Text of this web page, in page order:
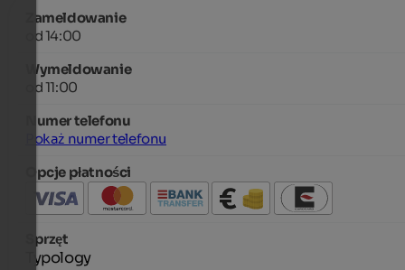
Zameldowanie
od 14:00
Wymeldowanie
od 11:00
Numer telefonu
Pokaż numer telefonu
Opcje płatności
Sprzęt
Typology